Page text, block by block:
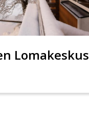
Lomakeskus